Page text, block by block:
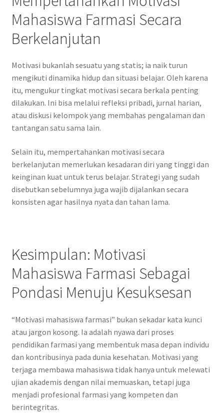
Mahasiswa Farmasi Secara
Berkelanjutan
Motivasi bukanlah sesuatu yang statis; ia naik turun
mengikuti dinamika hidup dan situasi belajar. Oleh karena
itu, mengukur tingkat motivasi secara berkala penting
dilakukan. Ini bisa melalui refleksi pribadi, jurnal harian,
atau diskusi kelompok yang membahas pengalaman dan
tantangan satu sama lain.
Selain itu, mempertahankan motivasi secara
berkelanjutan memerlukan kesadaran diri yang tinggi dan
keinginan kuat untuk terus belajar. Strategi yang sudah
disebutkan sebelumnya juga wajib dijalankan secara
konsisten agar hasilnya nyata dan tahan lama.
Kesimpulan: Motivasi
Mahasiswa Farmasi Sebagai
Pondasi Menuju Kesuksesan
“Motivasi mahasiswa farmasi” bukan sekadar kata kunci
atau jargon kosong. Ia adalah nyawa dari proses
pendidikan farmasi yang membentuk masa depan individu
dan kontribusinya pada dunia kesehatan. Motivasi yang
terjaga membawa mahasiswa tidak hanya untuk melewati
ujian akademis dengan nilai memuaskan, tetapi juga
menjadi profesional farmasi yang kompeten dan
berintegritas.